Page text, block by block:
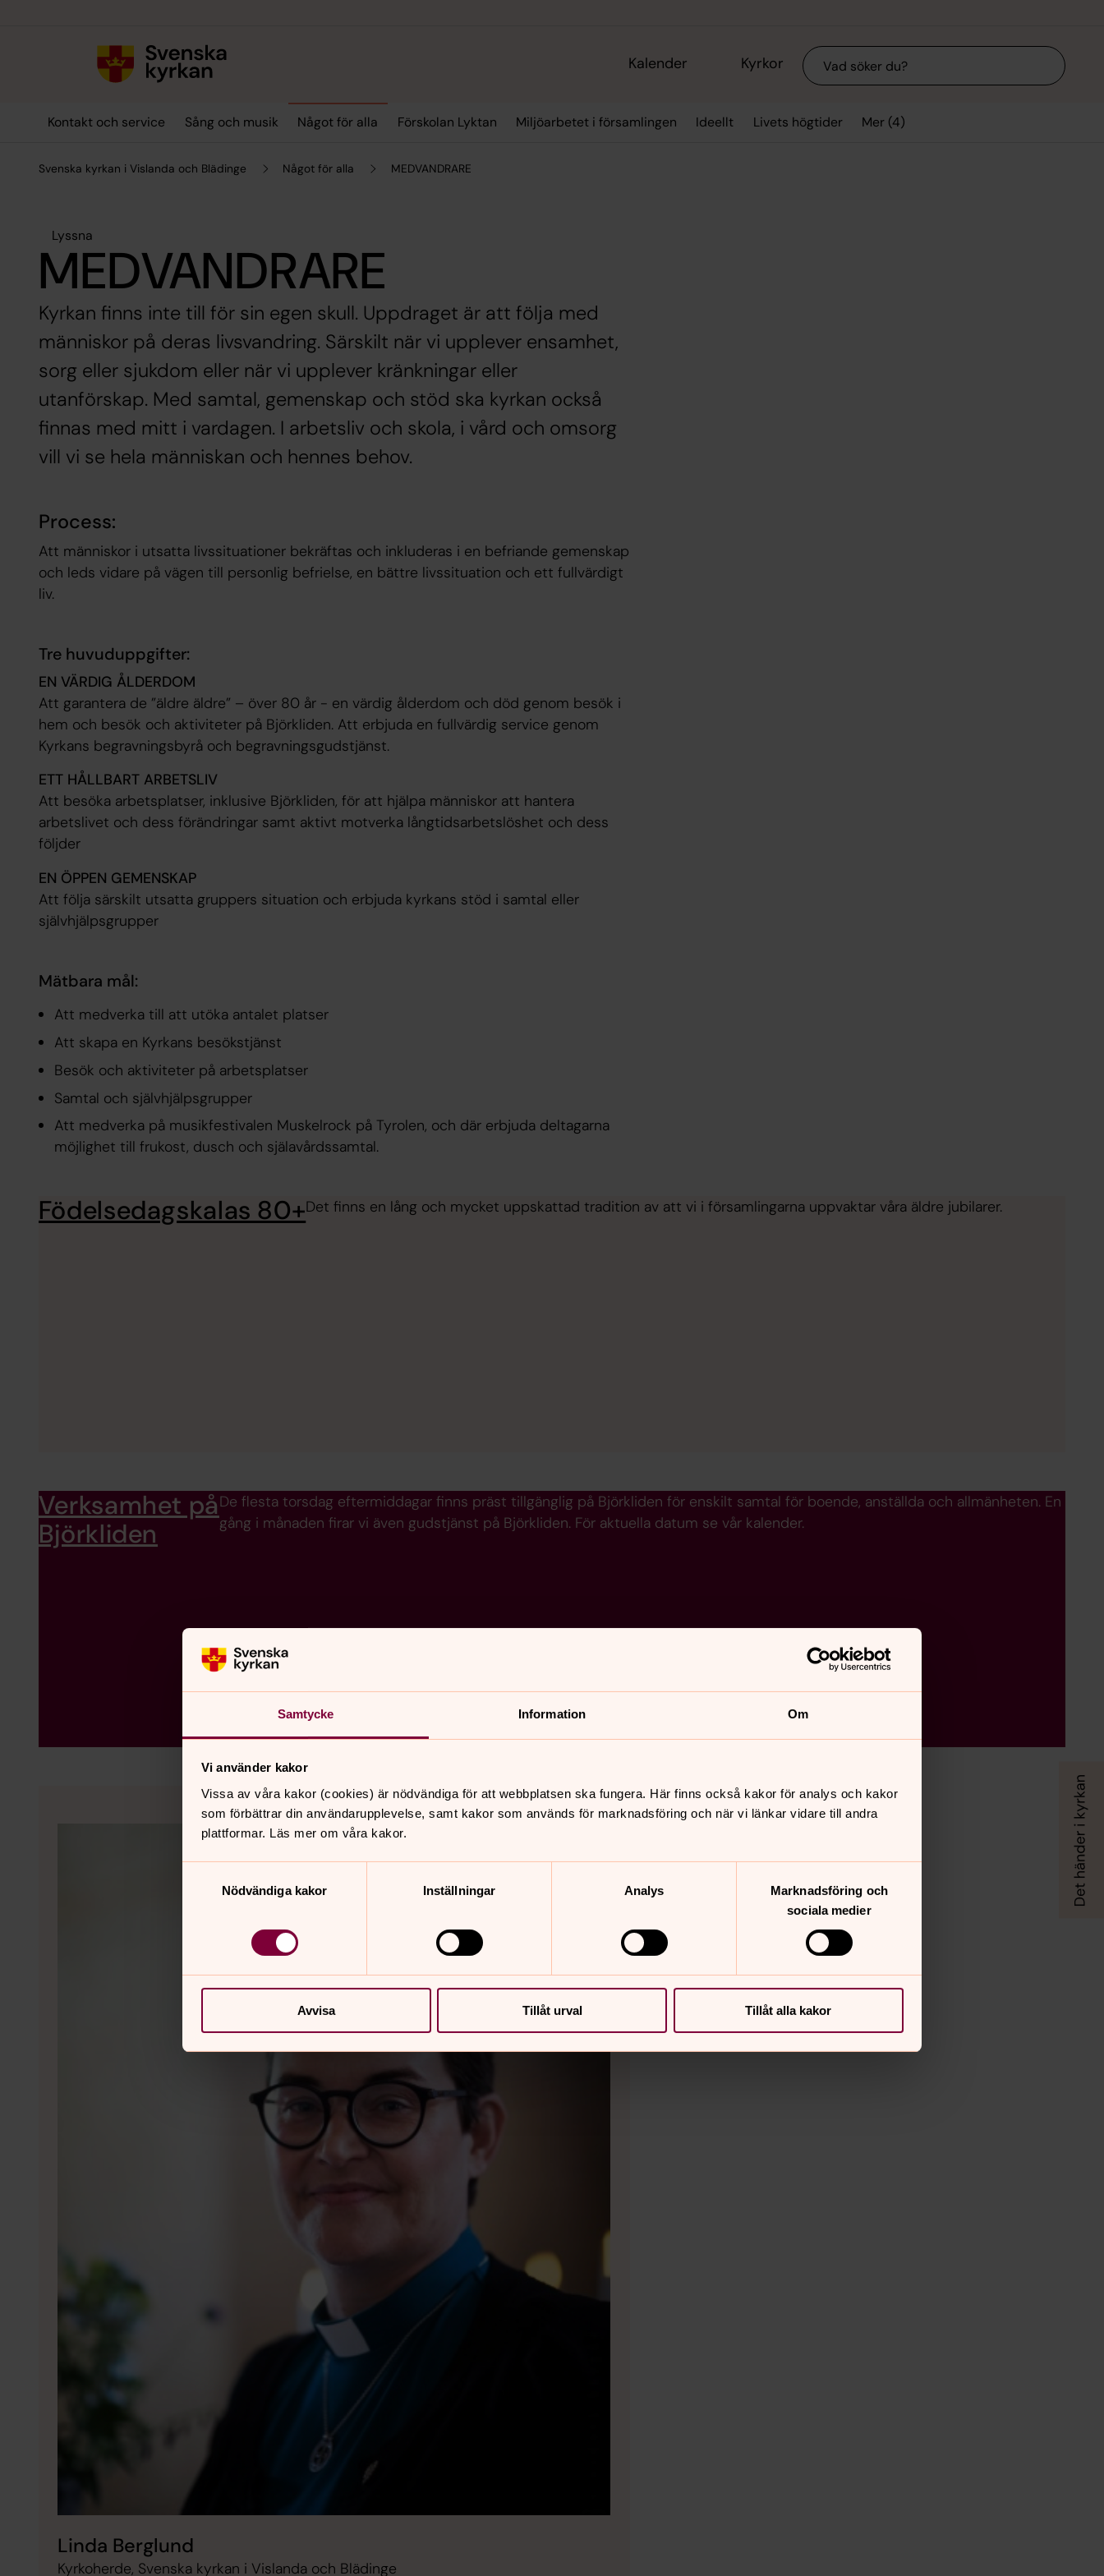
Samtycke Information Om
Vi använder kakor
Vissa av våra kakor (cookies) är nödvändiga för att webbplatsen ska fungera. Här finns också kakor för analys och kakor
som förbättrar din användarupplevelse, samt kakor som används för marknadsföring och när vi länkar vidare till andra
plattformar. Läs mer om våra kakor.
Nödvändiga kakor
Inställningar Analys
Marknadsföring och
sociala medier
Avvisa Tillåt urval Tillåt alla kakor
Kalender Kyrkor Sök
Kontakt och service Sång och musik Något för alla Förskolan Lyktan Miljöarbetet i församlingen Ideellt Livets högtider Mer (4)
Svenska kyrkan i Vislanda och Blädinge Något för alla MEDVANDRARE
Lyssna
MEDVANDRARE
Kyrkan finns inte till för sin egen skull. Uppdraget är att följa med
människor på deras livsvandring. Särskilt när vi upplever ensamhet,
sorg eller sjukdom eller när vi upplever kränkningar eller
utanförskap. Med samtal, gemenskap och stöd ska kyrkan också
finnas med mitt i vardagen. I arbetsliv och skola, i vård och omsorg
vill vi se hela människan och hennes behov.
Process:
Att människor i utsatta livssituationer bekräftas och inkluderas i en befriande gemenskap
och leds vidare på vägen till personlig befrielse, en bättre livssituation och ett fullvärdigt
liv.
Tre huvuduppgifter:
EN VÄRDIG ÅLDERDOM
Att garantera de ”äldre äldre” – över 80 år - en värdig ålderdom och död genom besök i
hem och besök och aktiviteter på Björkliden. Att erbjuda en fullvärdig service genom
Kyrkans begravningsbyrå och begravningsgudstjänst.
ETT HÅLLBART ARBETSLIV
Att besöka arbetsplatser, inklusive Björkliden, för att hjälpa människor att hantera
arbetslivet och dess förändringar samt aktivt motverka långtidsarbetslöshet och dess
följder
EN ÖPPEN GEMENSKAP
Att följa särskilt utsatta gruppers situation och erbjuda kyrkans stöd i samtal eller
självhjälpsgrupper
Mätbara mål:
Att medverka till att utöka antalet platser
Att skapa en Kyrkans besökstjänst
Besök och aktiviteter på arbetsplatser
Samtal och självhjälpsgrupper
Att medverka på musikfestivalen Muskelrock på Tyrolen, och där erbjuda deltagarna
möjlighet till frukost, dusch och själavårdssamtal.
Födelsedagskalas 80+Det finns en lång och mycket uppskattad tradition av att vi i församlingarna uppvaktar våra äldre jubilarer.
Verksamhet på
Björkliden
De flesta torsdag eftermiddagar finns präst tillgänglig på Björkliden för enskilt samtal för boende, anställda och allmänheten. En
gång i månaden firar vi även gudstjänst på Björkliden. För aktuella datum se vår kalender.
Linda Berglund
Kyrkoherde, Svenska kyrkan i Vislanda och Blädinge